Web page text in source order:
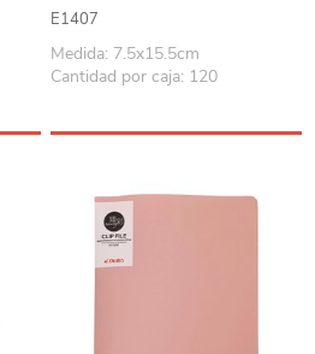
funciones, doble display, con
tapa, en caja 2 colores
E1407
Medida: 7.5x15.5cm
Cantidad por caja: 120